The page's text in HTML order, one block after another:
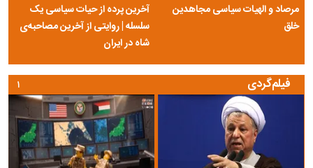
مرصاد و الهیات سیاسی مجاهدین
خلق
آخرین پرده از حیات سیاسی یک
سلسله | روایتی از آخرین مصاحبه‌ی
شاه در ایران
فیلم‌گردی ۱